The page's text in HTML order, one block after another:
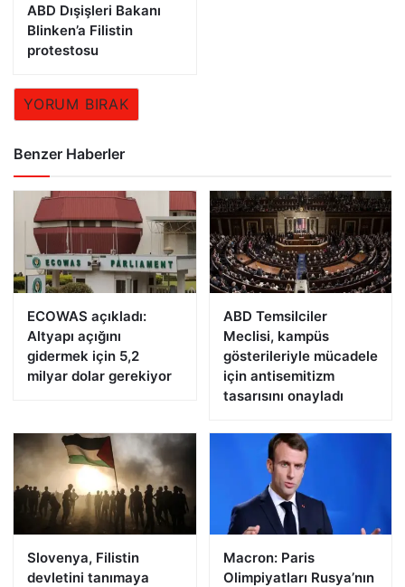
ABD Dışişleri Bakanı
Blinken’a Filistin
protestosu
YORUM BIRAK
Benzer Haberler
ECOWAS açıkladı:
Altyapı açığını
gidermek için 5,2
milyar dolar gerekiyor
ABD Temsilciler
Meclisi, kampüs
gösterileriyle mücadele
için antisemitizm
tasarısını onayladı
Slovenya, Filistin
devletini tanımaya
Macron: Paris
Olimpiyatları Rusya’nın